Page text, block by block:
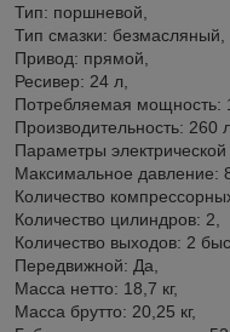
Тип: поршневой,
Тип смазки: безмасляный,
Привод: прямой,
Ресивер: 24 л,
Потребляемая мощность:
Производительность: 260
Параметры
Максимальное давление:
Количество
Количество цилиндров: 2,
Количество выxодов: 2
Передвижной: Да,
Масса нетто: 18,7 кг,
Масса брутто: 20,25 кг,